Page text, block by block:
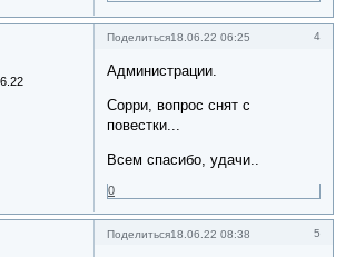
Поделиться 4
18.06.22 06:25
Администрации.
Сорри, вопрос снят с
повестки...
Всем спасибо, удачи..
0
Поделиться 5
18.06.22 08:38